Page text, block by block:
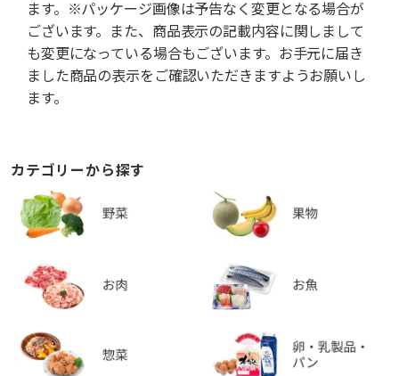
ます。※パッケージ画像は予告なく変更となる場合が
ございます。また、商品表示の記載内容に関しまして
も変更になっている場合もございます。お手元に届き
ました商品の表示をご確認いただきますようお願いし
ます。
カテゴリーから探す